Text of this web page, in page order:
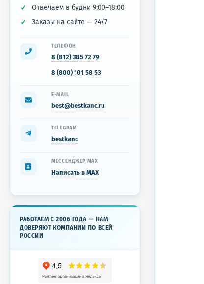
Отвечаем в будни 9:00–18:00
Заказы на сайте — 24/7
ТЕЛЕФОН
8 (812) 385 72 79
8 (800) 101 58 53
E-MAIL
best@bestkanc.ru
TELEGRAM
bestkanc
МЕССЕНДЖЕР MAX
Написать в MAX
РАБОТАЕМ С 2006 ГОДА — НАМ
ДОВЕРЯЮТ КОМПАНИИ ПО ВСЕЙ
РОССИИ